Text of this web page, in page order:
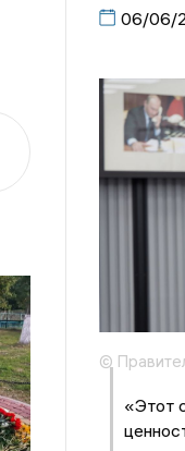
06/06/
©
«Этот